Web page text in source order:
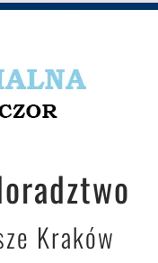
Kraków